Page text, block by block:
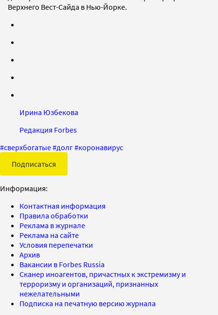
Верхнего Вест-Сайда в Нью-Йорке.
Ирина Юзбекова
Редакция Forbes
#сверхбогатые#долг#коронавирус
Подписаться
Информация:
Контактная информация
Правила обработки
Реклама в журнале
Реклама на сайте
Условия перепечатки
Архив
Вакансии в Forbes Russia
Сканер иноагентов, причастных к экстремизму и
терроризму и организаций, признанных
нежелательными
Подписка на печатную версию журнала